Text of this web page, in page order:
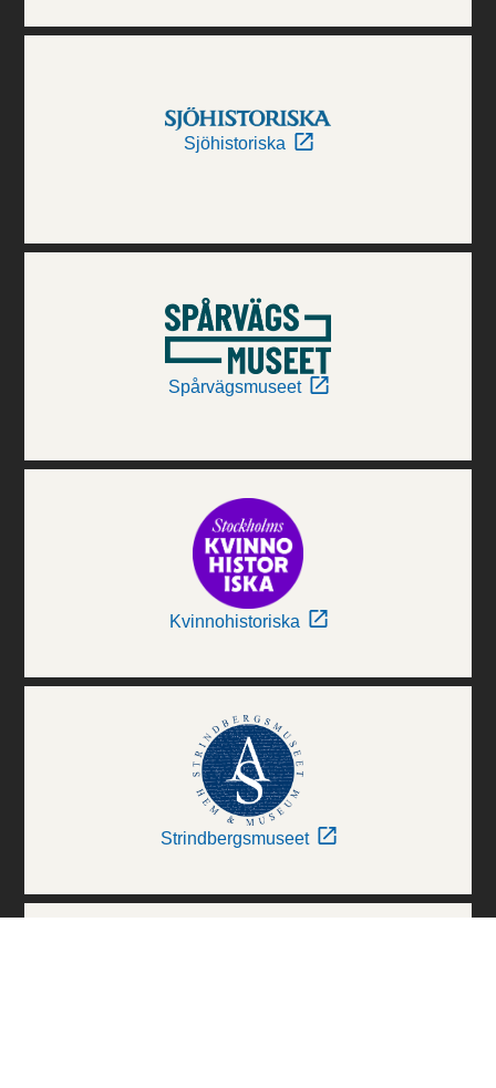
Sjöhistoriska
Spårvägsmuseet
Kvinnohistoriska
Strindbergsmuseet